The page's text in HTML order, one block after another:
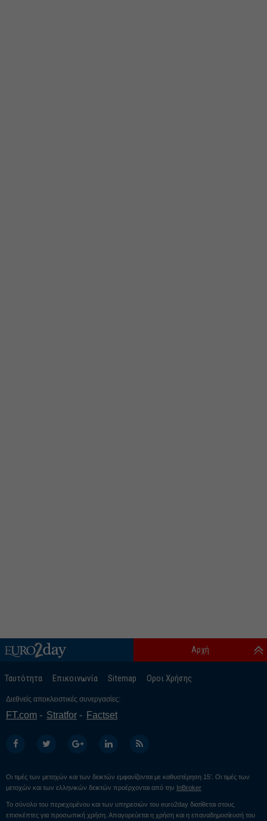
Ταυτότητα Επικοινωνία Sitemap Οροι Χρήσης
Αρχή
Διεθνείς αποκλειστικές συνεργασίες:
FT.com Stratfor Factset
Οι τιμές των μετοχών και των δεικτών εμφανίζονται με καθυστέρηση 15’. Οι τιμές των
μετοχών και των ελληνικών δεικτών προέρχονται από την InBroker
Το σύνολο του περιεχομένου και των υπηρεσιών του euro2day διατίθεται στους
επισκέπτες για προσωπική χρήση. Απαγορεύεται η χρήση και η επαναδημοσίευσή του